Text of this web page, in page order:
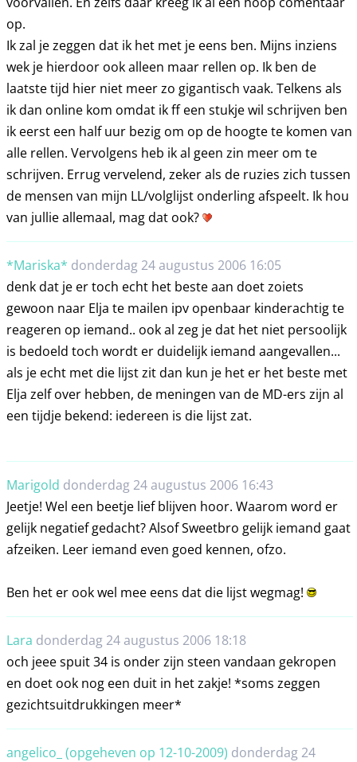
op.
Ik zal je zeggen dat ik het met je eens ben. Mijns inziens
wek je hierdoor ook alleen maar rellen op. Ik ben de
laatste tijd hier niet meer zo gigantisch vaak. Telkens als
ik dan online kom omdat ik ff een stukje wil schrijven ben
ik eerst een half uur bezig om op de hoogte te komen van
alle rellen. Vervolgens heb ik al geen zin meer om te
schrijven. Errug vervelend, zeker als de ruzies zich tussen
de mensen van mijn LL/volglijst onderling afspeelt. Ik hou
van jullie allemaal, mag dat ook?
*Mariska* donderdag 24 augustus 2006 16:05
denk dat je er toch echt het beste aan doet zoiets
gewoon naar Elja te mailen ipv openbaar kinderachtig te
reageren op iemand.. ook al zeg je dat het niet persoolijk
is bedoeld toch wordt er duidelijk iemand aangevallen...
als je echt met die lijst zit dan kun je het er het beste met
Elja zelf over hebben, de meningen van de MD-ers zijn al
een tijdje bekend: iedereen is die lijst zat.
Marigold donderdag 24 augustus 2006 16:43
Jeetje! Wel een beetje lief blijven hoor. Waarom word er
gelijk negatief gedacht? Alsof Sweetbro gelijk iemand gaat
afzeiken. Leer iemand even goed kennen, ofzo.
Ben het er ook wel mee eens dat die lijst wegmag!
Lara donderdag 24 augustus 2006 18:18
och jeee spuit 34 is onder zijn steen vandaan gekropen
en doet ook nog een duit in het zakje! *soms zeggen
gezichtsuitdrukkingen meer*
angelico_ (opgeheven op 12-10-2009) donderdag 24